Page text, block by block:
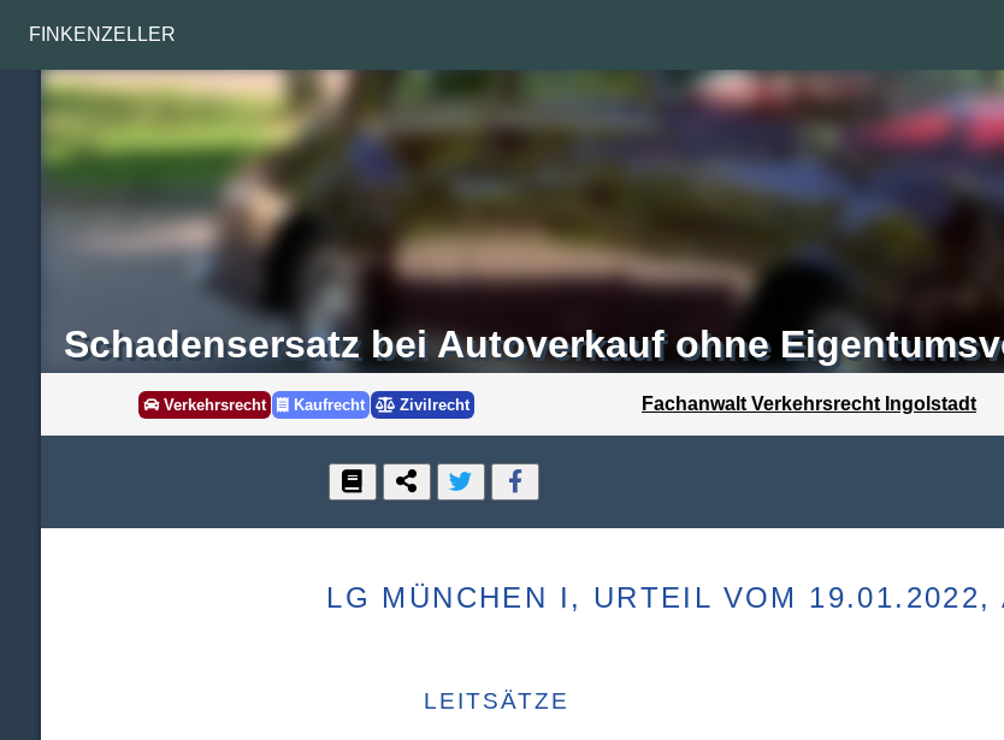
FINKENZELLER
Schadensersatz bei Autoverkauf ohne
Verkehrsrecht Kaufrecht Zivilrecht Fachanwalt Verkehrsrecht Ingolstadt
LG MÜNCHEN I, URTEIL VOM
LEITSÄTZE